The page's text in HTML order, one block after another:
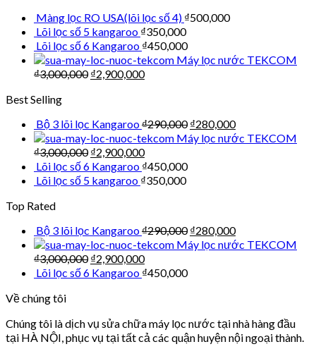
Màng lọc RO USA(lõi lọc số 4) ₫500,000
Lõi lọc số 5 kangaroo ₫350,000
Lõi lọc số 6 Kangaroo ₫450,000
Máy lọc nước TEKCOM
₫3,000,000 ₫2,900,000
Best Selling
Bộ 3 lõi lọc Kangaroo₫290,000 ₫280,000
Máy lọc nước TEKCOM
₫3,000,000 ₫2,900,000
Lõi lọc số 6 Kangaroo ₫450,000
Lõi lọc số 5 kangaroo ₫350,000
Top Rated
Bộ 3 lõi lọc Kangaroo₫290,000 ₫280,000
Máy lọc nước TEKCOM
₫3,000,000 ₫2,900,000
Lõi lọc số 6 Kangaroo ₫450,000
Về chúng tôi
Chúng tôi là dịch vụ sửa chữa máy lọc nước tại nhà hàng đầu
tại HÀ NỘI, phục vụ tại tất cả các quận huyện nội ngoại thành.